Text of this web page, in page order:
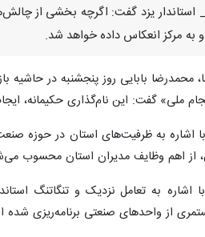
_ استاندار یزد گفت: اگرچه بخشی از
مرکز انعکاس داده خواهد شد.
ملی» گفت: این نام‌گذاری حکیمانه،
اشاره به ظرفیت‌های استان در حوزه
از اهم وظایف مدیران استان محسوب
با اشاره به تعامل نزدیک و تنگاتنگ
از واحدهای صنعتی برنامه‌ریزی